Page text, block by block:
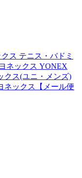
ス テニス・バドミ
ネックス YONEX
クス(ユニ・メンズ)
ネックス【メール便